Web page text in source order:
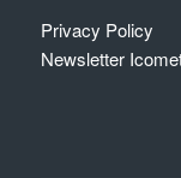
Privacy Policy
Newsletter